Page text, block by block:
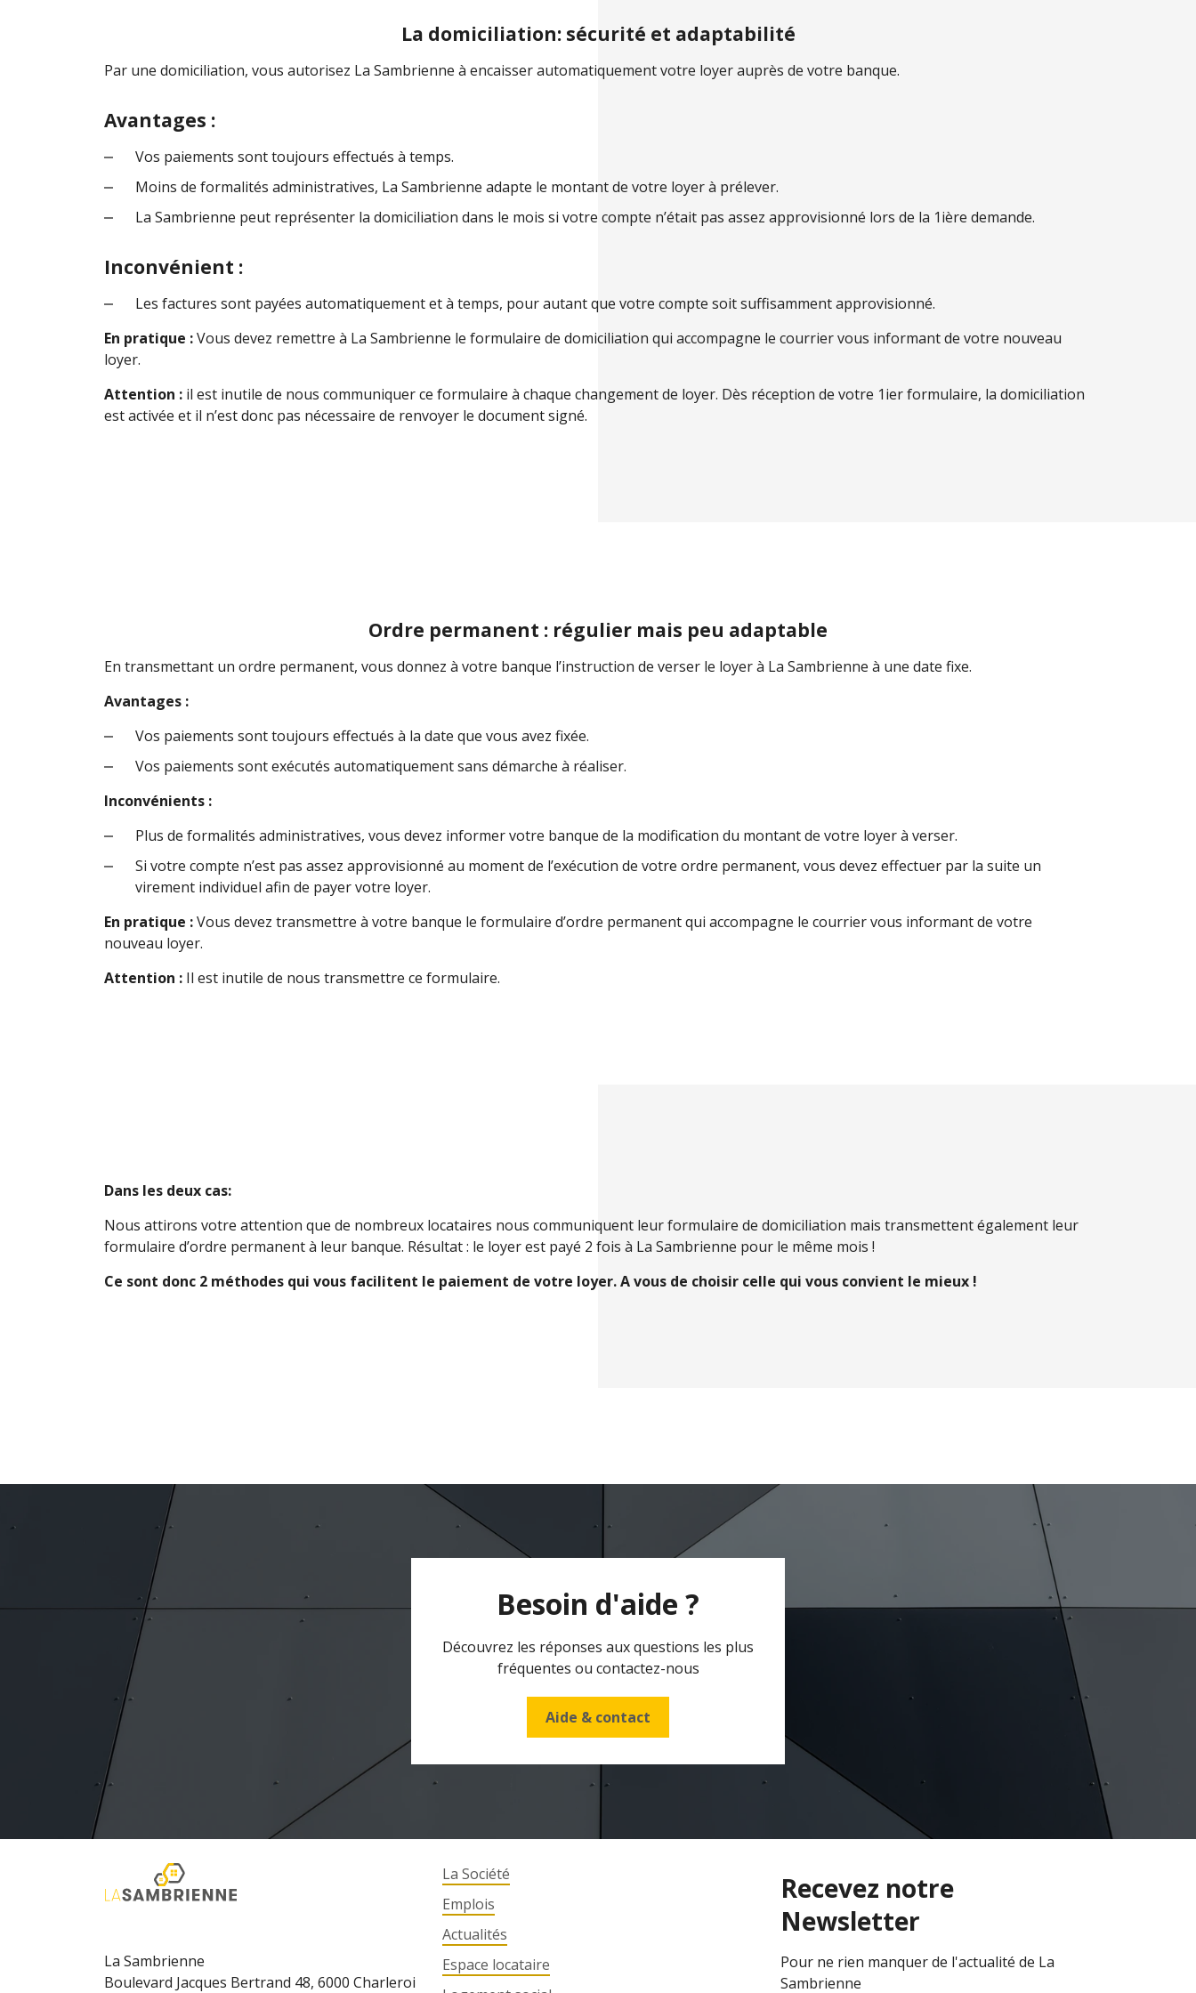
La domiciliation: sécurité et adaptabilité
Par une domiciliation, vous autorisez La Sambrienne à encaisser automatiquement votre loyer auprès de votre banque.
Avantages :
Vos paiements sont toujours effectués à temps.
Moins de formalités administratives, La Sambrienne adapte le montant de votre loyer à prélever.
La Sambrienne peut représenter la domiciliation dans le mois si votre compte n’était pas assez approvisionné lors de la 1ière demande.
Inconvénient :
Les factures sont payées automatiquement et à temps, pour autant que votre compte soit suffisamment approvisionné.
En pratique :Vous devez remettre à La Sambrienne le formulaire de domiciliation qui accompagne le courrier vous informant de votre nouveau
loyer.
Attention : il est inutile de nous communiquer ce formulaire à chaque changement de loyer. Dès réception de votre 1ier formulaire, la domiciliation
est activée et il n’est donc pas nécessaire de renvoyer le document signé.
Ordre permanent : régulier mais peu adaptable
En transmettant un ordre permanent, vous donnez à votre banque l’instruction de verser le loyer à La Sambrienne à une date fixe.
Avantages :
Vos paiements sont toujours effectués à la date que vous avez fixée.
Vos paiements sont exécutés automatiquement sans démarche à réaliser.
Inconvénients :
Plus de formalités administratives, vous devez informer votre banque de la modification du montant de votre loyer à verser.
Si votre compte n’est pas assez approvisionné au moment de l’exécution de votre ordre permanent, vous devez effectuer par la suite un
virement individuel afin de payer votre loyer.
En pratique :Vous devez transmettre à votre banque le formulaire d’ordre permanent qui accompagne le courrier vous informant de votre
nouveau loyer.
Attention : Il est inutile de nous transmettre ce formulaire.
Dans les deux cas:
Nous attirons votre attention que de nombreux locataires nous communiquent leur formulaire de domiciliation mais transmettent également leur
formulaire d’ordre permanent à leur banque. Résultat : le loyer est payé 2 fois à La Sambrienne pour le même mois !
Ce sont donc 2 méthodes qui vous facilitent le paiement de votre loyer. A vous de choisir celle qui vous convient le mieux !
Besoin d'aide ?
Découvrez les réponses aux questions les plus
fréquentes ou contactez-nous
Aide & contact
La Sambrienne
Boulevard Jacques Bertrand 48, 6000 Charleroi
La Société
Emplois
Actualités
Espace locataire
Recevez notre
Newsletter
Pour ne rien manquer de l'actualité de La
Sambrienne